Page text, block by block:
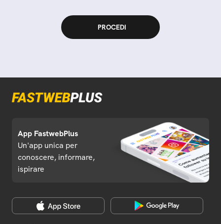
App FastwebPlus
Un'app unica per
conoscere, informare,
ispirare